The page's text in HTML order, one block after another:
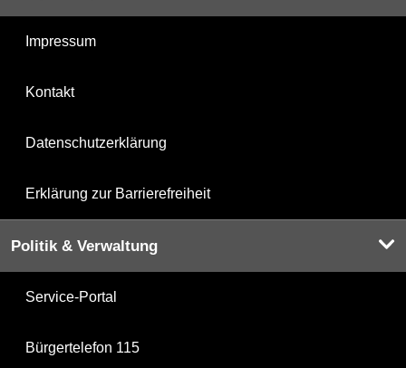
Impressum
Kontakt
Datenschutzerklärung
Erklärung zur Barrierefreiheit
Politik & Verwaltung
Service-Portal
Bürgertelefon 115